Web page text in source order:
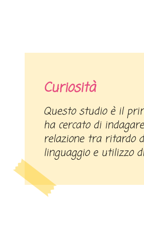
Curiosità
Questo studio è il primo che
ha cercato di
relazione tra ritardo
linguaggio e utilizzo